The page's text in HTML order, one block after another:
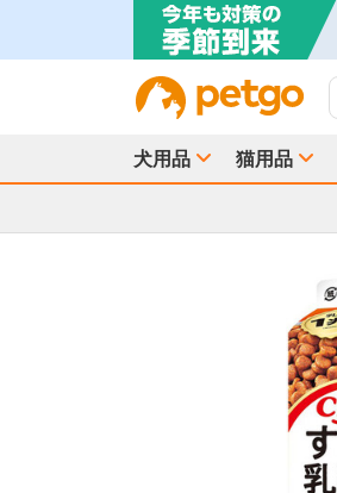
犬用品 猫用品